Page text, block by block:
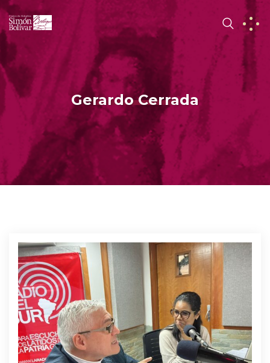
Gerardo Cerrada